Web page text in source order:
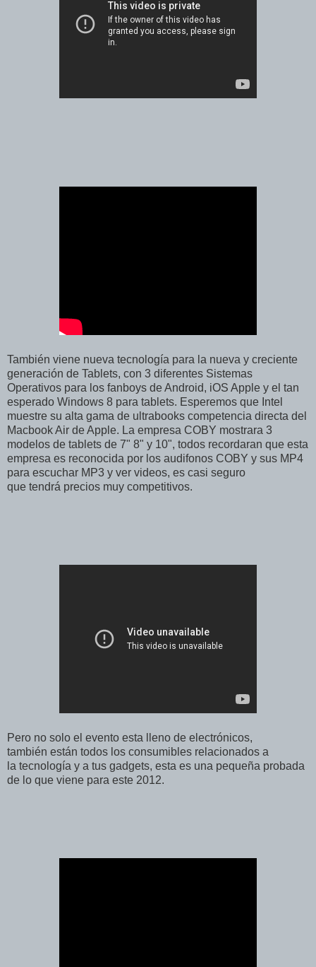
También viene nueva tecnología para la nueva y creciente
generación de Tablets, con 3 diferentes Sistemas
Operativos para los fanboys de Android, iOS Apple y el tan
esperado Windows 8 para tablets. Esperemos que Intel
muestre su alta gama de ultrabooks competencia directa del
Macbook Air de Apple. La empresa COBY mostrara 3
modelos de tablets de 7" 8" y 10", todos recordaran que esta
empresa es reconocida por los audifonos COBY y sus MP4
para escuchar MP3 y ver videos, es casi seguro
que tendrá precios muy competitivos.
Pero no solo el evento esta lleno de electrónicos,
también están todos los consumibles relacionados a
la tecnología y a tus gadgets, esta es una pequeña probada
de lo que viene para este 2012.